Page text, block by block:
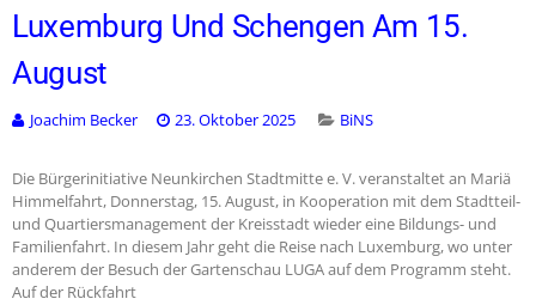
Luxemburg Und Schengen Am 15.
August
Joachim Becker 23. Oktober 2025 BiNS
Die Bürgerinitiative Neunkirchen Stadtmitte e. V. veranstaltet an Mariä
Himmelfahrt, Donnerstag, 15. August, in Kooperation mit dem Stadtteil-
und Quartiersmanagement der Kreisstadt wieder eine Bildungs- und
Familienfahrt. In diesem Jahr geht die Reise nach Luxemburg, wo unter
anderem der Besuch der Gartenschau LUGA auf dem Programm steht.
Auf der Rückfahrt